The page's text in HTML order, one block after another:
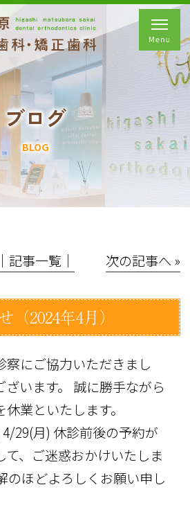
ブログ
BLOG
│記事一覧│ 次の記事へ »
2024年4月）
察にご協力いただきまし
ざいます。 誠に勝手ながら
業といたします。
29(月) 休診前後の予約が
て、ご迷惑おかけいたしま
のほどよろしくお願い申し